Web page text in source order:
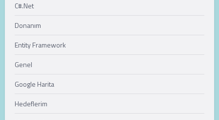
C#.Net
Donanım
Entity Framework
Genel
Google Harita
Hedeflerim